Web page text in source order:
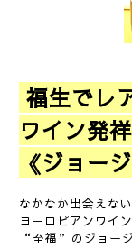
福生でレ
ワイン発
《ジョー
なかなか出会えない
ヨーロピアンワイ
“至福”のジョージ